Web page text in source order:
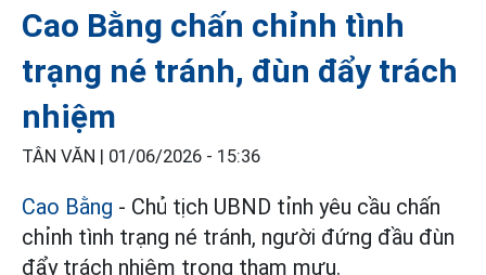
Cao Bằng chấn chỉnh tình
trạng né tránh, đùn đẩy trách
nhiệm
TÂN VĂN | 01/06/2026 - 15:36
Cao Bằng - Chủ tịch UBND tỉnh yêu cầu chấn
chỉnh tình trạng né tránh, người đứng đầu đùn
đẩy trách nhiệm trong tham mưu.